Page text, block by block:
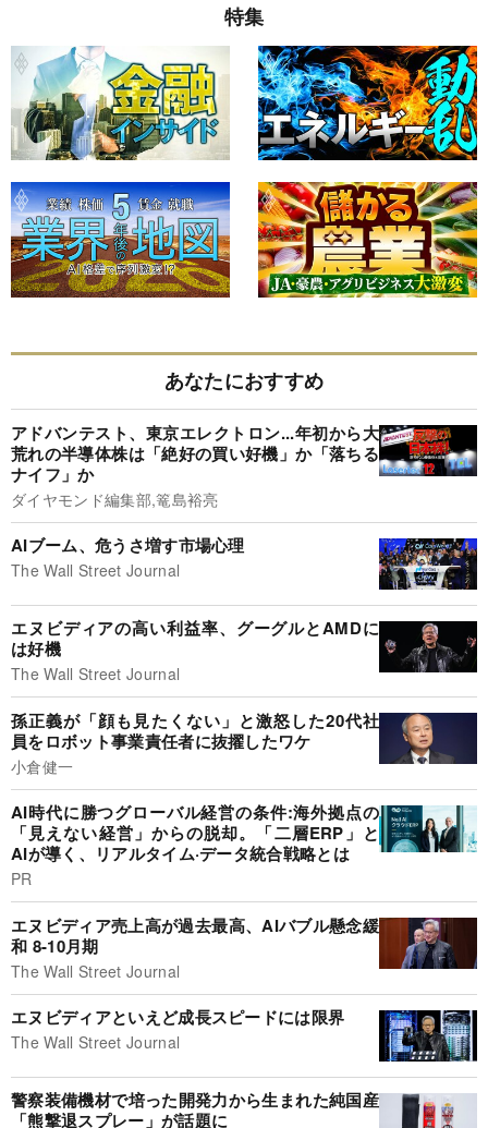
特集
あなたにおすすめ
アドバンテスト、東京エレクトロン...年初から大
荒れの半導体株は「絶好の買い好機」か「落ちる
ナイフ」か
ダイヤモンド編集部,篭島裕亮
AIブーム、危うさ増す市場心理
The Wall Street Journal
エヌビディアの高い利益率、グーグルとAMDに
は好機
The Wall Street Journal
孫正義が「顔も見たくない」と激怒した20代社
員をロボット事業責任者に抜擢したワケ
小倉健一
AI時代に勝つグローバル経営の条件:海外拠点の
「見えない経営」からの脱却。「二層ERP」と
AIが導く、リアルタイム·データ統合戦略とは
PR
エヌビディア売上高が過去最高、AIバブル懸念緩
和 8-10月期
The Wall Street Journal
エヌビディアといえど成長スピードには限界
The Wall Street Journal
警察装備機材で培った開発力から生まれた純国産
「熊撃退スプレー」が話題に